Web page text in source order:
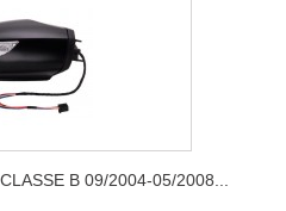
B 09/2004-05/2008...